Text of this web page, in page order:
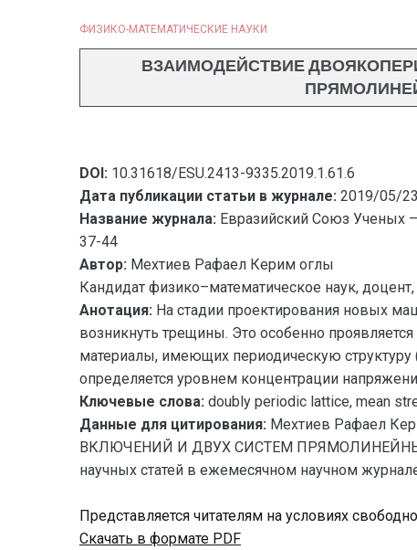
ФИЗИКО-МАТЕМАТИЧЕСКИЕ НАУКИ
ВЗАИМОДЕЙСТВИЕ
DOI: 10.31618/ESU.2413-9335.2019.1.61.6
Дата публикации статьи в журнале: 2019/05/23
Название журнала: Евразийский Союз Ученых
37-44
Автор: Мехтиев Рафаел Керим оглы
Кандидат физико–математическое наук,
Анотация: На стадии проектирования новых
возникнуть трещины. Это особенно
материалы, имеющих периодическую
определяется уровнем концентрации
Ключевые слова: doubly periodic lattice, mean
Данные для цитирования: Мехтиев Рафаел
ВКЛЮЧЕНИЙ И ДВУХ СИСТЕМ
научных статей в ежемесячном научном
Представляется читателям на условиях
Скачать в формате PDF